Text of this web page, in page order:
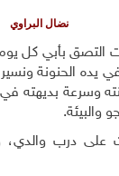
نضال البراوي
التصق بأبي كل
يده الحنونة
بديهته في
والبيئة.
على درب والدي،